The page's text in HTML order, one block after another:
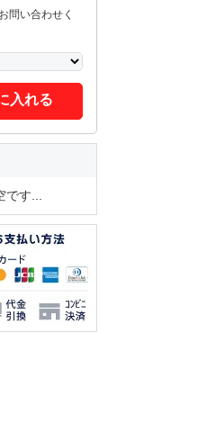
問い合わせく
入れる
す...